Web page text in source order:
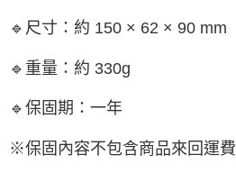
🔹尺寸：約 150 × 62 × 90 mm
🔹重量：約 330g
🔹保固期：一年
※保固內容不包含商品來回運費